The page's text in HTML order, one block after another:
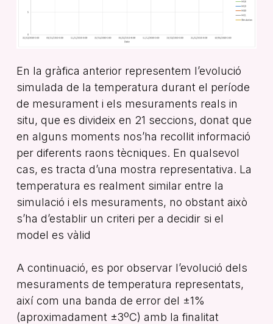
En la gràfica anterior representem l’evolució
simulada de la temperatura durant el període
de mesurament i els mesuraments reals in
situ, que es divideix en 21 seccions, donat que
en alguns moments nos’ha recollit informació
per diferents raons tècniques. En qualsevol
cas, es tracta d’una mostra representativa. La
temperatura es realment similar entre la
simulació i els mesuraments, no obstant això
s’ha d’establir un criteri per a decidir si el
model es vàlid
A continuació, es por observar l’evolució dels
mesuraments de temperatura representats,
així com una banda de error del ±1%
(aproximadament ±3ºC) amb la finalitat